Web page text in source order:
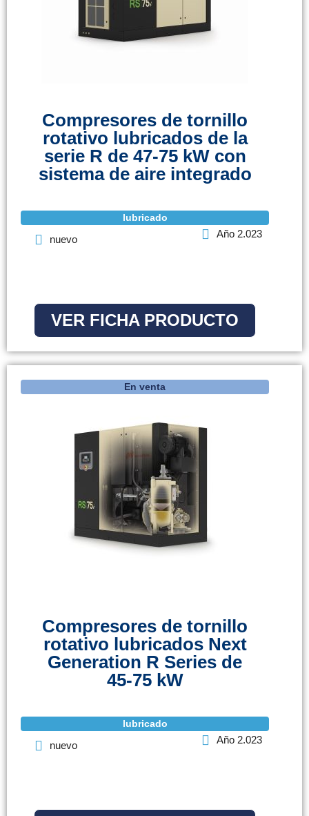
Compresores de tornillo
rotativo lubricados de la
serie R de 47-75 kW con
sistema de aire integrado
lubricado
nuevo Año 2.023
VER FICHA PRODUCTO
En venta
Compresores de tornillo
rotativo lubricados Next
Generation R Series de
45-75 kW
lubricado
nuevo Año 2.023